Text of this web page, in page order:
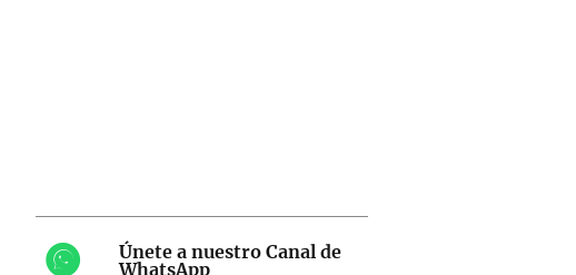
Únete a nuestro Canal de
WhatsApp